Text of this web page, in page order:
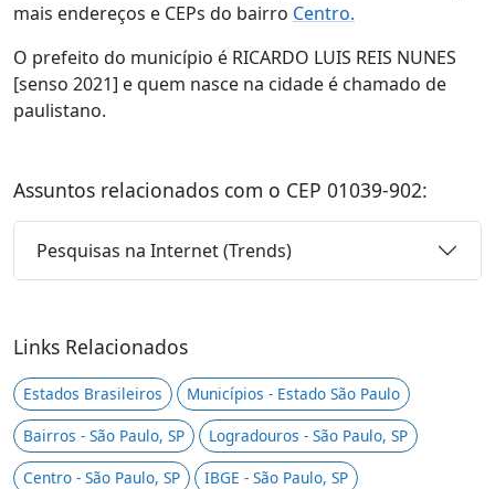
mais endereços e CEPs do bairro Centro.
O prefeito do município é RICARDO LUIS REIS NUNES
[senso 2021] e quem nasce na cidade é chamado de
paulistano.
Assuntos relacionados com o CEP 01039-902:
Pesquisas na Internet (Trends)
Links Relacionados
Estados Brasileiros
Municípios - Estado São Paulo
Bairros - São Paulo, SP
Logradouros - São Paulo, SP
Centro - São Paulo, SP
IBGE - São Paulo, SP